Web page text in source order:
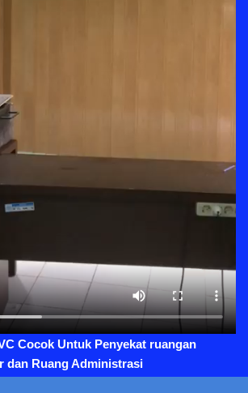
Cocok Untuk Penyekat ruangan
dan Ruang Administrasi